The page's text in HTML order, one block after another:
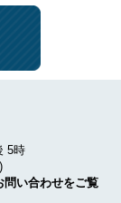
5時
い合わせをご覧